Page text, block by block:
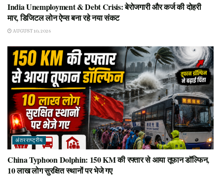
India Unemployment & Debt Crisis: बेरोजगारी और कर्ज की दोहरी
मार, डिजिटल लोन ऐप्स बना रहे नया संकट
AUGUST 10, 2026
अंतरराष्ट्रीय
China Typhoon Dolphin: 150 KM की रफ्तार से आया तूफान डॉल्फिन,
10 लाख लोग सुरक्षित स्थानों पर भेजे गए